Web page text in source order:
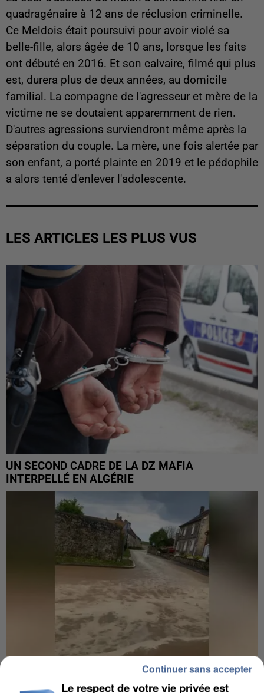
quadragénaire à 12 ans de réclusion criminelle.
Ce Meldois était poursuivi pour avoir violé sa
belle-fille, alors âgée de 10 ans, lorsque les faits
ont débuté en 2016. Et son calvaire, filmé qui plus
est, durera plus de deux années, au domicile
familial. La compagne de l'agresseur et mère de la
victime ne se doutaient apparemment de rien.
D'autres agressions surviendront même après la
séparation du couple. La mère, une fois alertée par
son enfant, a porté plainte en 2019 et le pédophile
a alors tenté d'enlever l'adolescente.
LES ARTICLES LES PLUS VUS
UN SECOND CADRE DE LA DZ MAFIA
INTERPELLÉ EN ALGÉRIE
Le respect de votre vie privée est
Continuer sans accepter